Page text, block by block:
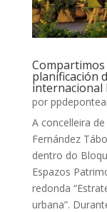
planificación
internacional
por
A concelleira
Fernández
dentro do
Espazos
redonda
urbana”.